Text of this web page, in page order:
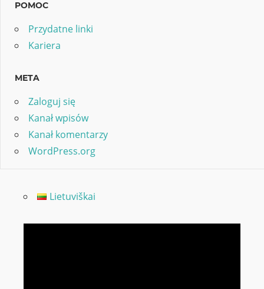
POMOC
Przydatne linki
Kariera
META
Zaloguj się
Kanał wpisów
Kanał komentarzy
WordPress.org
Lietuviškai